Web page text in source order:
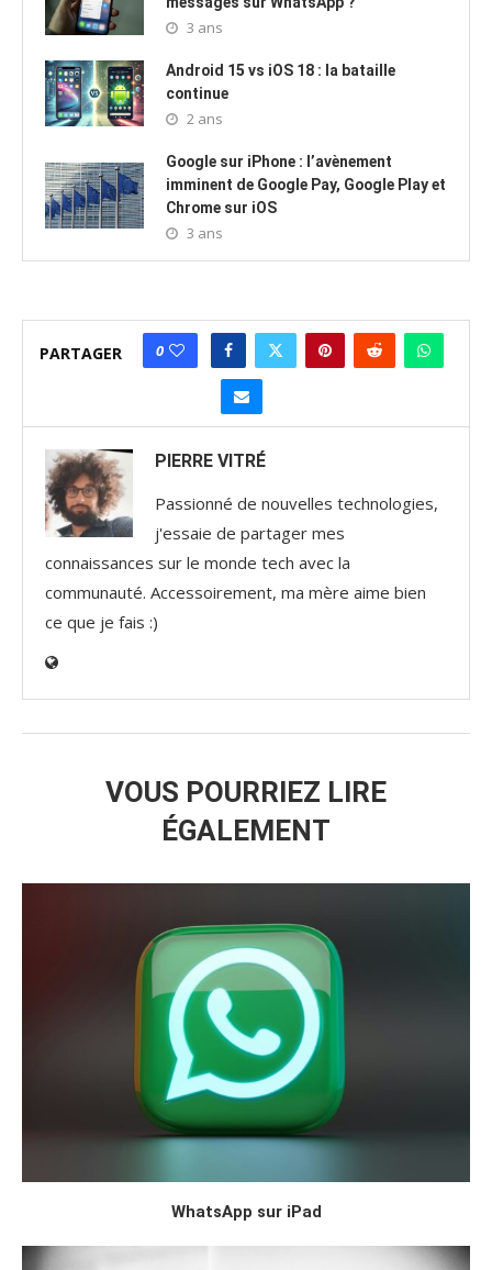
3 ans
Android 15 vs iOS 18 : la bataille
continue
2 ans
Google sur iPhone : l’avènement
imminent de Google Pay, Google Play et
Chrome sur iOS
3 ans
PARTAGER 0
PIERRE VITRÉ
Passionné de nouvelles technologies,
j'essaie de partager mes
connaissances sur le monde tech avec la
communauté. Accessoirement, ma mère aime bien
ce que je fais :)
VOUS POURRIEZ LIRE
ÉGALEMENT
WhatsApp sur iPad